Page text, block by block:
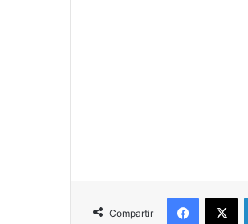
Compartir
Facebook
X